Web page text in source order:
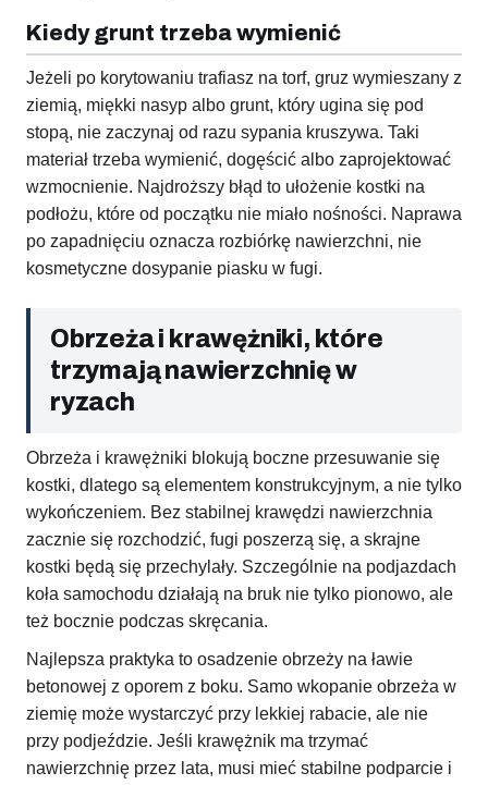
Kiedy grunt trzeba wymienić
Jeżeli po korytowaniu trafiasz na torf, gruz wymieszany z
ziemią, miękki nasyp albo grunt, który ugina się pod
stopą, nie zaczynaj od razu sypania kruszywa. Taki
materiał trzeba wymienić, dogęścić albo zaprojektować
wzmocnienie. Najdroższy błąd to ułożenie kostki na
podłożu, które od początku nie miało nośności. Naprawa
po zapadnięciu oznacza rozbiórkę nawierzchni, nie
kosmetyczne dosypanie piasku w fugi.
Obrzeża i krawężniki, które
trzymają nawierzchnię w
ryzach
Obrzeża i krawężniki blokują boczne przesuwanie się
kostki, dlatego są elementem konstrukcyjnym, a nie tylko
wykończeniem. Bez stabilnej krawędzi nawierzchnia
zacznie się rozchodzić, fugi poszerzą się, a skrajne
kostki będą się przechylały. Szczególnie na podjazdach
koła samochodu działają na bruk nie tylko pionowo, ale
też bocznie podczas skręcania.
Najlepsza praktyka to osadzenie obrzeży na ławie
betonowej z oporem z boku. Samo wkopanie obrzeża w
ziemię może wystarczyć przy lekkiej rabacie, ale nie
przy podjeździe. Jeśli krawężnik ma trzymać
nawierzchnię przez lata, musi mieć stabilne podparcie i